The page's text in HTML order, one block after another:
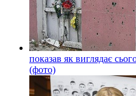
показав як виглядає
(фото)